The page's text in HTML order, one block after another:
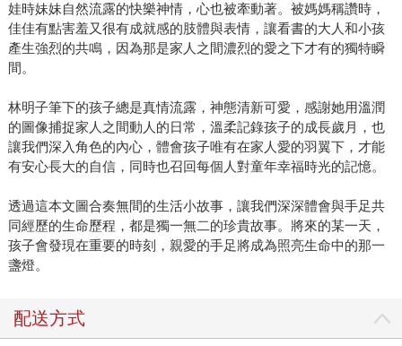
娃時妹妹自然流露的快樂神情，心也被牽動著。被媽媽稱讚時，
佳佳有點害羞又很有成就感的肢體與表情，讓看書的大人和小孩
產生強烈的共鳴，因為那是家人之間濃烈的愛之下才有的獨特瞬
間。
林明子筆下的孩子總是真情流露，神態清新可愛，感謝她用溫潤
的圖像捕捉家人之間動人的日常，溫柔記錄孩子的成長歲月，也
讓我們深入角色的內心，體會孩子唯有在家人愛的羽翼下，才能
有安心長大的自信，同時也召回每個人對童年幸福時光的記憶。
透過這本文圖合奏無間的生活小故事，讓我們深深體會與手足共
同經歷的生命歷程，都是獨一無二的珍貴故事。將來的某一天，
孩子會發現在重要的時刻，親愛的手足將成為照亮生命中的那一
盞燈。
配送方式